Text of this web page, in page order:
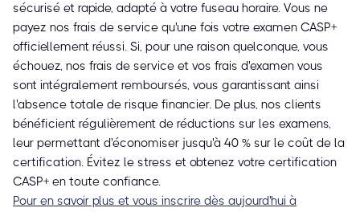
sécurisé et rapide, adapté à votre fuseau horaire. Vous ne
payez nos frais de service qu'une fois votre examen CASP+
officiellement réussi. Si, pour une raison quelconque, vous
échouez, nos frais de service et vos frais d'examen vous
sont intégralement remboursés, vous garantissant ainsi
l'absence totale de risque financier. De plus, nos clients
bénéficient régulièrement de réductions sur les examens,
leur permettant d'économiser jusqu'à 40 % sur le coût de la
certification. Évitez le stress et obtenez votre certification
CASP+ en toute confiance.
Pour en savoir plus et vous inscrire dès aujourd'hui à